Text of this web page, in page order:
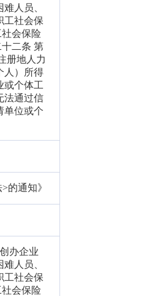
人员、
工社会保
会保险
二条 第
册地人力
人）所得
或个体工
法通过信
单位或个
的通知》
办企业
人员、
工社会保
会保险